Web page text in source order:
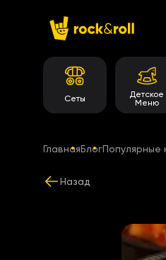
Сеты
Детское
Меню
ГлавнаяБлогПопулярные
Назад